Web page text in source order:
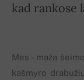
kad rankose
Mes - maža
kašmyro